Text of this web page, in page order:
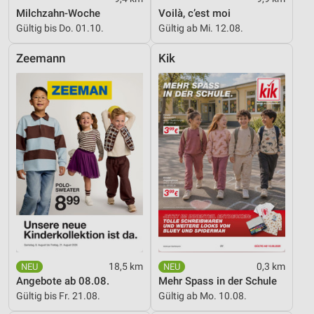
Milchzahn-Woche
Gültig bis Do. 01.10.
Voilà, c’est moi
Gültig ab Mi. 12.08.
Zeemann
18,5 km
Angebote ab 08.08.
Gültig bis Fr. 21.08.
Kik
0,3 km
Mehr Spass in der Schule
Gültig ab Mo. 10.08.
IAB-Besonderheiten:
Geräte anhand von aktiv angeforderten
Informationen identifizieren
Nicht-IAB-Verarbeitungszwecke:
Notwendig
Performance
Funktional
Werbung